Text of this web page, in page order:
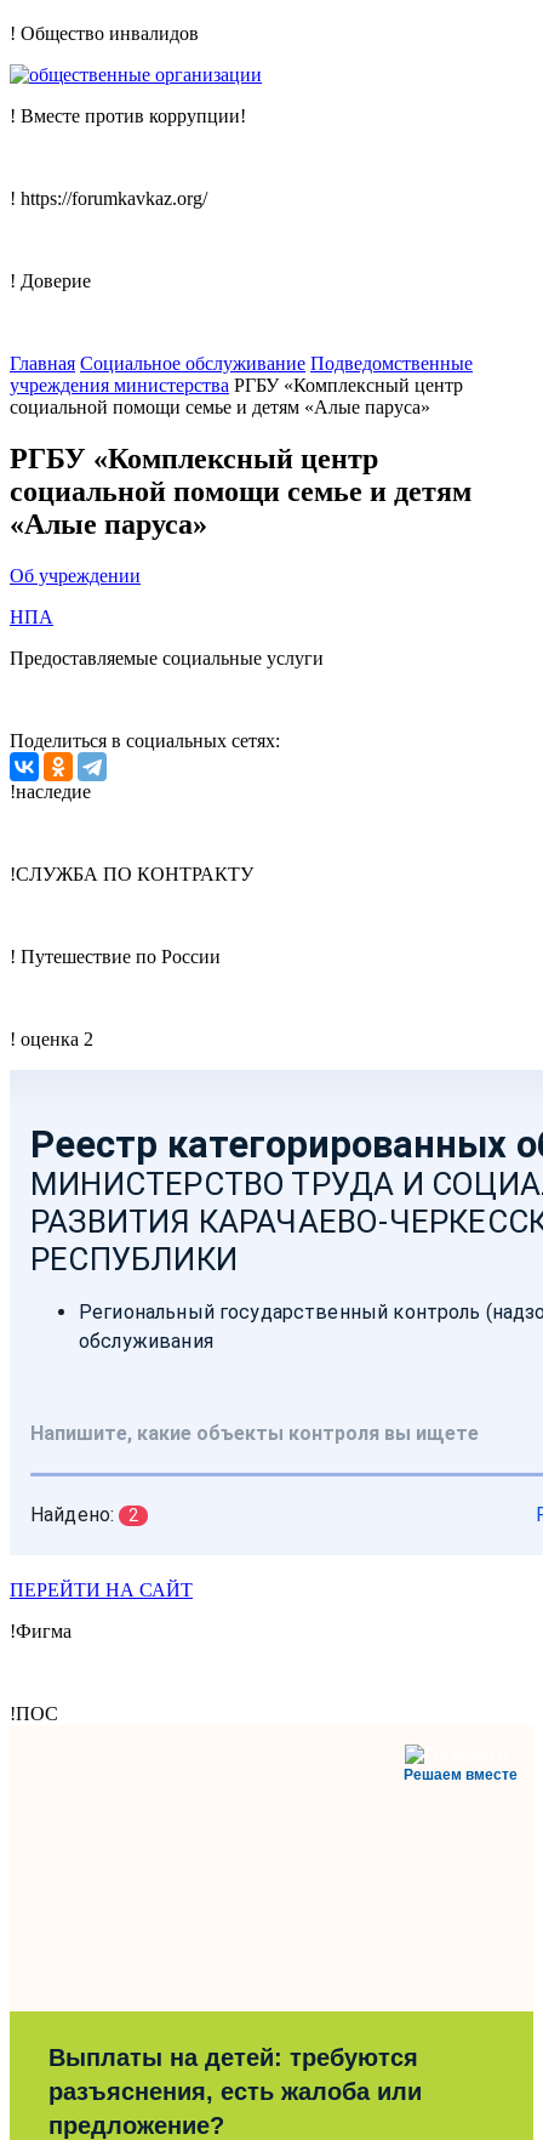
! Общество инвалидов
! Вместе против коррупции!
! https://forumkavkaz.org/
! Доверие
Главная Социальное обслуживание Подведомственные
учреждения министерства РГБУ «Комплексный центр
социальной помощи семье и детям «Алые паруса»
РГБУ «Комплексный центр
социальной помощи семье и детям
«Алые паруса»
Об учреждении
НПА
Предоставляемые социальные услуги
Поделиться в социальных сетях:
!наследие
!СЛУЖБА ПО КОНТРАКТУ
! Путешествие по России
! оценка 2
ПЕРЕЙТИ НА САЙТ
!Фигма
!ПОС
Решаем вместе
Выплаты на детей: требуются
разъяснения, есть жалоба или
предложение?